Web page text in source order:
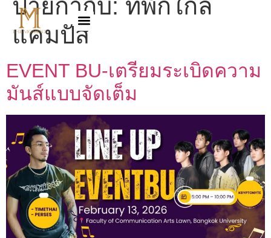
ป้ายกำกับ: ที่พักใกล้
แคมปัส
EVENT BU-เตรียมระเบิดความ
มันส์แบบจัดเต็ม